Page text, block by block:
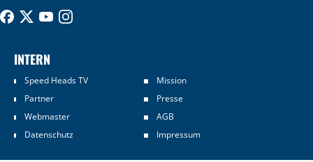
INTERN
Speed Heads TV
Mission
Partner
Presse
Webmaster
AGB
Datenschutz
Impressum